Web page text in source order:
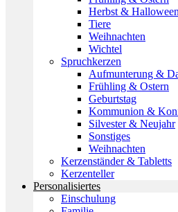
Herbst & Halloween
Tiere
Weihnachten
Wichtel
Spruchkerzen
Aufmunterung &
Frühling & Ostern
Geburtstag
Kommunion &
Silvester & Neujahr
Sonstiges
Weihnachten
Kerzenständer & Tabletts
Kerzenteller
Personalisiertes
Einschulung